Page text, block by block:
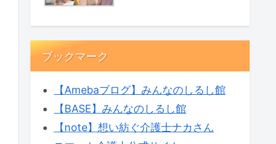
ブックマーク
【Amebaブログ】みんなのしるし館
【BASE】みんなのしるし館
【note】想い紡ぐ介護士ナカさん